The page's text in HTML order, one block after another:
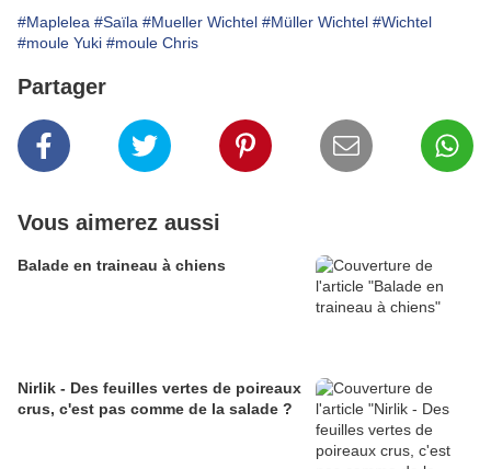
#Maplelea #Saïla #Mueller Wichtel #Müller Wichtel #Wichtel
#moule Yuki #moule Chris
Partager
Vous aimerez aussi
Balade en traineau à chiens
Nirlik - Des feuilles vertes de poireaux
crus, c'est pas comme de la salade ?